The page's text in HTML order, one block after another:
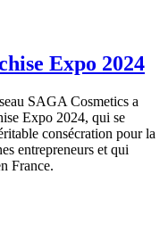
Expo 2024
SAGA Cosmetics a
Expo 2024, qui se
consécration pour la
entrepreneurs et qui
France.